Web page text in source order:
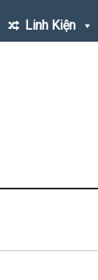
Linh Kiện